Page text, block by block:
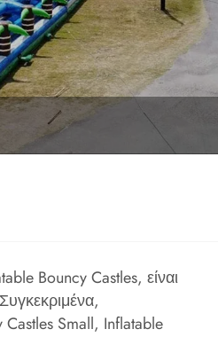
Bouncy Castles, είναι
Small, Inflatable